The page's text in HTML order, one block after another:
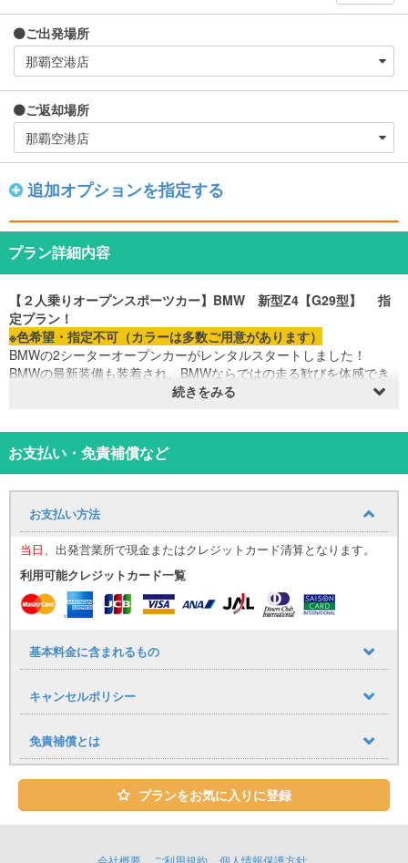
ご出発場所
ご返却場所
追加オプションを指定する
プラン詳細内容
【２人乗りオープンスポーツカー】BMW 新型Z4【G29型】
指
定プラン！
※色希望・指定不可（カラーは多数ご用意があります）
BMWの2シーターオープンカーがレンタルスタートしました！
BMWの最新装備も装着され、BMWならではの走る歓びを体感でき
☆沖縄の「青い海」、「青い空」、「見渡す限りの星空」オープン
特別な車両でいつもと違った特別なご旅行を♪
ユニバースレンタカーの高品質な車・サービスでストレスフリーで
快適な旅を♪
心のこもったおもてなしで、お客様をお迎え致します。
・ETC、カーナビ、全車標準装備！
・タクシー送迎サービス
那覇空港到着しましたら出口１番を出てタクシーで店舗までお越し
下さい。
空港から店舗までの直送のみ料金をお支払致します。
※領収書の提出が必要となります。
合はジャンボタクシーをご利用ください。）
※タクシー複数台でご来店の場合、２台目以降のタクシー代はご返金
致しかねます。
続きをみる
お支払い・免責補償など
お支払い方法
当日、出発営業所で現金またはクレジットカード清算となります。
利用可能クレジットカード一覧
基本料金に含まれるもの
キャンセルポリシー
免責補償とは
プランをお気に入りに登録
会社概要 ご利用規約 個人情報保護方針